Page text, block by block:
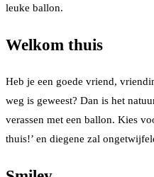
leuke ballon.
Welkom thuis
Heb je een goede vriend,
weg is geweest? Dan is het
verassen met een ballon. Kies
thuis!’ en diegene zal